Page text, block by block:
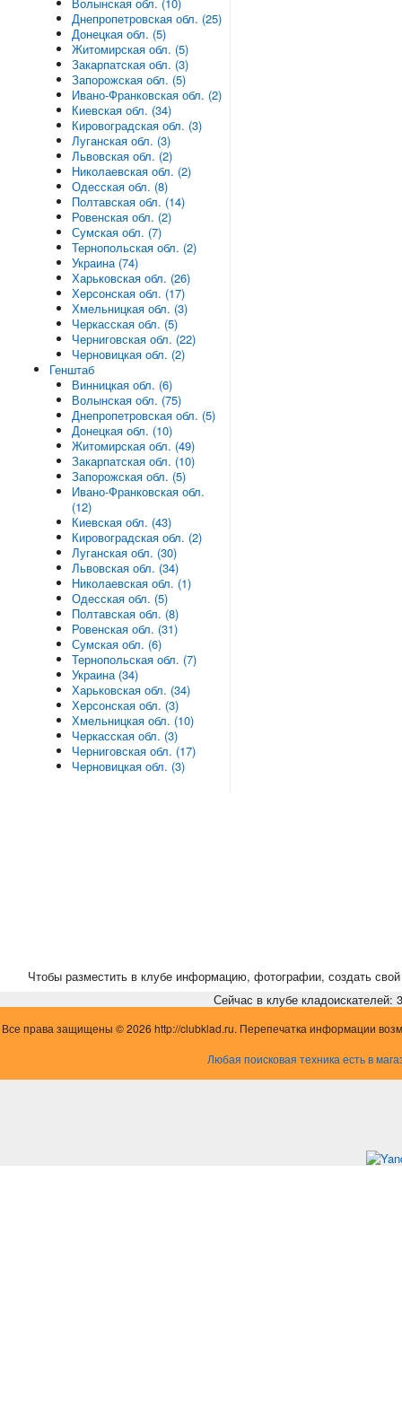
Днепропетровская обл. (25)
Донецкая обл. (5)
Житомирская обл. (5)
Закарпатская обл. (3)
Запорожская обл. (5)
Ивано-Франковская обл. (2)
Киевская обл. (34)
Кировоградская обл. (3)
Луганская обл. (3)
Львовская обл. (2)
Николаевская обл. (2)
Одесская обл. (8)
Полтавская обл. (14)
Ровенская обл. (2)
Сумская обл. (7)
Тернопольская обл. (2)
Украина (74)
Харьковская обл. (26)
Херсонская обл. (17)
Хмельницкая обл. (3)
Черкасская обл. (5)
Черниговская обл. (22)
Черновицкая обл. (2)
Генштаб
Винницкая обл. (6)
Волынская обл. (75)
Днепропетровская обл. (5)
Донецкая обл. (10)
Житомирская обл. (49)
Закарпатская обл. (10)
Запорожская обл. (5)
Ивано-Франковская обл.
(12)
Киевская обл. (43)
Кировоградская обл. (2)
Луганская обл. (30)
Львовская обл. (34)
Николаевская обл. (1)
Одесская обл. (5)
Полтавская обл. (8)
Ровенская обл. (31)
Сумская обл. (6)
Тернопольская обл. (7)
Украина (34)
Харьковская обл. (34)
Херсонская обл. (3)
Хмельницкая обл. (10)
Черкасская обл. (3)
Черниговская обл. (17)
Черновицкая обл. (3)
Чтобы разместить в клубе информацию, фотографии, создать свой
Сейчас в клубе кладоискателей:
Все права защищены © 2026 http://clubklad.ru. Перепечатка информации
Любая поисковая техника есть в